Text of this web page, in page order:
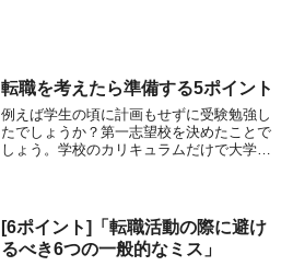
転職を考えたら準備する5ポイント
例えば学生の頃に計画もせずに受験勉強し
たでしょうか？第一志望校を決めたことで
しょう。学校のカリキュラムだけで大学受
事を転職の準...
[6ポイント]「転職活動の際に避け
るべき6つの一般的なミス」